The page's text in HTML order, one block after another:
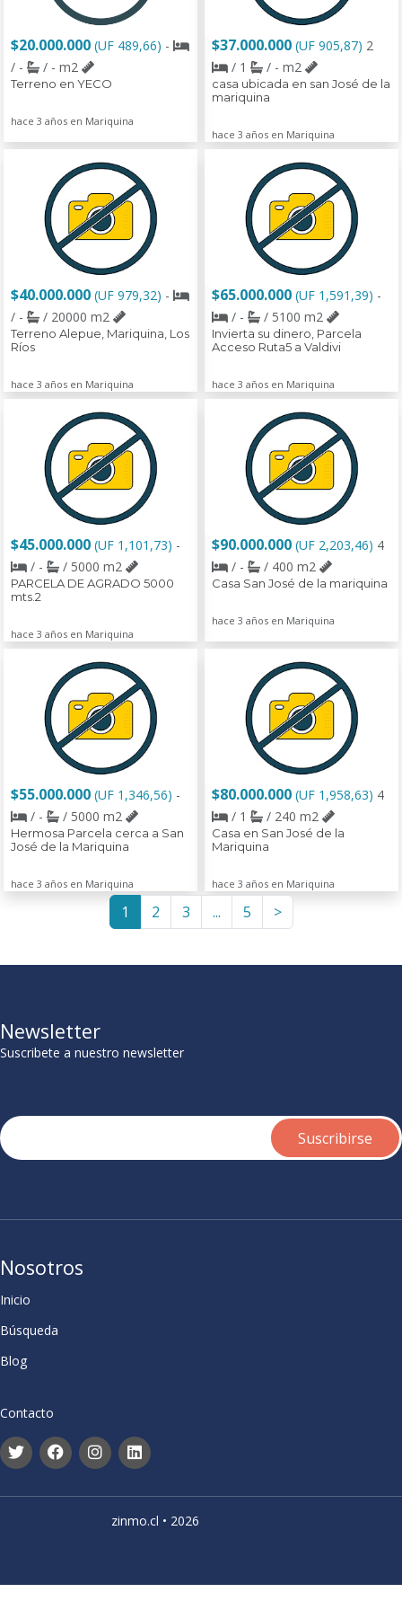
$20.000.000 (UF 489,66) -
/ -
/ - m2
Terreno en YECO
hace 3 años en Mariquina
$37.000.000 (UF 905,87) 2
/ 1
/ - m2
casa ubicada en san José de la
mariquina
hace 3 años en Mariquina
$40.000.000 (UF 979,32) -
/ -
/ 20000 m2
Terreno Alepue, Mariquina, Los
Ríos
hace 3 años en Mariquina
$65.000.000 (UF 1,591,39) -
/ -
/ 5100 m2
Invierta su dinero, Parcela
Acceso Ruta5 a Valdivi
hace 3 años en Mariquina
$45.000.000 (UF 1,101,73) -
/ -
/ 5000 m2
PARCELA DE AGRADO 5000
mts.2
hace 3 años en Mariquina
$90.000.000 (UF 2,203,46) 4
/ -
/ 400 m2
Casa San José de la mariquina
hace 3 años en Mariquina
$55.000.000 (UF 1,346,56) -
/ -
/ 5000 m2
Hermosa Parcela cerca a San
José de la Mariquina
hace 3 años en Mariquina
$80.000.000 (UF 1,958,63) 4
/ 1
/ 240 m2
Casa en San José de la
Mariquina
hace 3 años en Mariquina
1 2 3 ... 5 >
Newsletter
Suscribete a nuestro newsletter
Nosotros
Inicio
Búsqueda
Blog
Contacto
zinmo.cl • 2026